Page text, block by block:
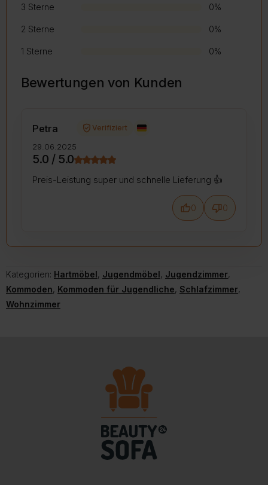
3 Sterne 0%
2 Sterne 0%
1 Sterne 0%
Bewertungen von Kunden
Petra
29.06.2025
verified_user Verifiziert
5.0 / 5.0
Preis-Leistung super und schnelle Lieferung 👍️
thumb_up0 thumb_down0
Kategorien: Hartmöbel, Jugendmöbel, Jugendzimmer,
Kommoden, Kommoden für Jugendliche, Schlafzimmer,
Wohnzimmer